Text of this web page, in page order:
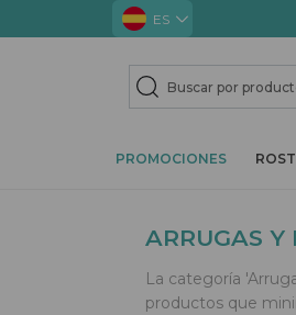
ES
PROMOCIONES
ARRUGAS Y
La categoría
productos que